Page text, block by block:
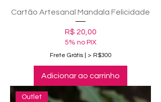
Cartão Artesanal Mandala Felicidade
Preço
R$ 20,00
5% no PIX
Frete Grátis | > R$300
Adicionar ao carrinho
Outlet